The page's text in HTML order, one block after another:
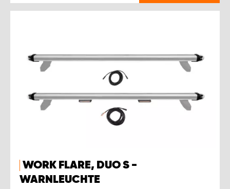
WORK FLARE, DUO S -
WARNLEUCHTE